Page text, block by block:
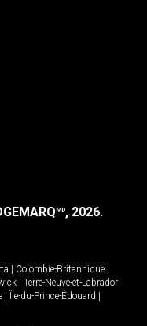
MD, 2026.
Colombie-Britannique
Terre-Neuve-et-Labrador
Île-du-Prince-Édouard